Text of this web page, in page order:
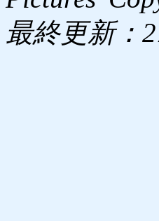
最終更新：